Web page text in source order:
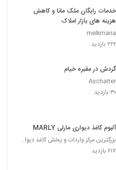
خدمات رایگان ملک مانا و کاهش
هزینه های بازار املاک
melkmana
۲۲۲ بازدید
گردش در مقبره خیام
Ascharter
۳۰ بازدید
آلبوم کاغذ دیواری مارلی MARLY
بزرگترین مرکز واردات و پخش کاغذ دیواری
۲۱۷ بازدید